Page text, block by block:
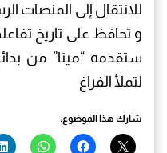
للانتقال إلى المنصات
و تحافظ على تاريخ
ستقدمه “ميتا” من
لتملأ الفراغ
شارك هذا الموضوع: